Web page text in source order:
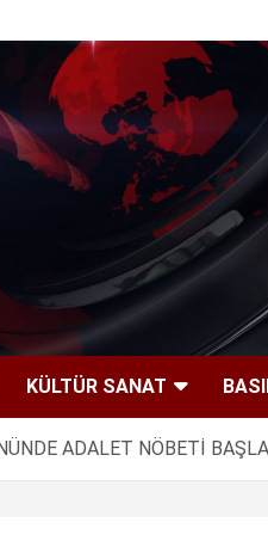
KÜLTÜR SANAT
ADALET NÖBETİ